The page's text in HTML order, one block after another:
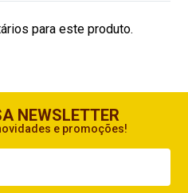
para este produto.
NEWSLETTER
e promoções!